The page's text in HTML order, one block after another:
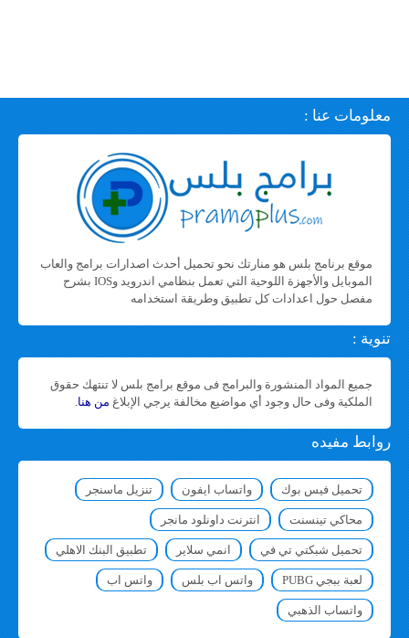
معلومات عنا :
موقع برنامج بلس هو منارتك نحو تحميل أحدث اصدارات برامج والعاب
الموبايل والأجهزة اللوحية التي تعمل بنظامي اندرويد وIOS بشرح
مفصل حول اعدادات كل تطبيق وطريقة استخدامه
تنوية :
جميع المواد المنشورة والبرامج فى موقع برامج بلس لا تنتهك حقوق
الملكية وفى حال وجود أي مواضيع مخالفة يرجي الإبلاغ من هنا.
روابط مفيده
تحميل فيس بوك واتساب ايفون تنزيل ماسنجر
محاكي تينسنت انترنت داونلود مانجر
تحميل شبكتي تي في انمي سلاير تطبيق البنك الاهلي
لعبة ببجي PUBG واتس اب بلس واتس اب
واتساب الذهبي